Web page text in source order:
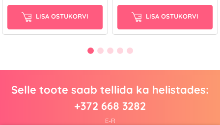
LISA OSTUKORVI LISA OSTUKORVI
Selle toote saab tellida ka helistades:
+372 668 3282
E-R